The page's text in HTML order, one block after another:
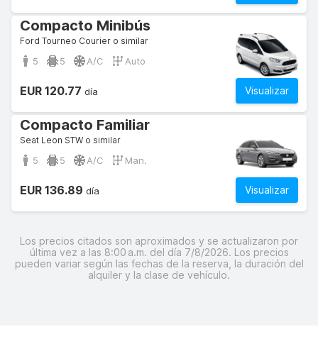
Compacto Minibús
Ford Tourneo Courier o similar
5 5 A/C Auto
Visualizar
EUR 120.77 día
Compacto Familiar
Seat Leon STW o similar
5 5 A/C Man.
Visualizar
EUR 136.89 día
Los precios citados son aproximados y se actualizaron por
última vez a las 8:00 a.m. del día 7/8/2026. Los precios
pueden variar según las fechas de la reserva, la duración del
alquiler y la clase de vehículo.